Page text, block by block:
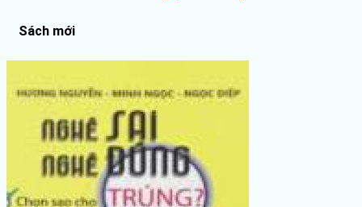
Sách mới